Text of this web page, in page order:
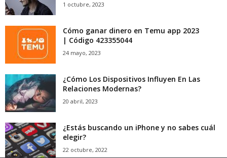
1 octubre, 2023
Cómo ganar dinero en Temu app 2023
| Código 423355044
24 mayo, 2023
¿Cómo Los Dispositivos Influyen En Las
Relaciones Modernas?
20 abril, 2023
¿Estás buscando un iPhone y no sabes cuál
elegir?
22 octubre, 2022